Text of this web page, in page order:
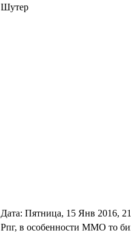
Шутер
Дата: Пятница, 15 Янв 2016,
Рпг, в особенности ММО то